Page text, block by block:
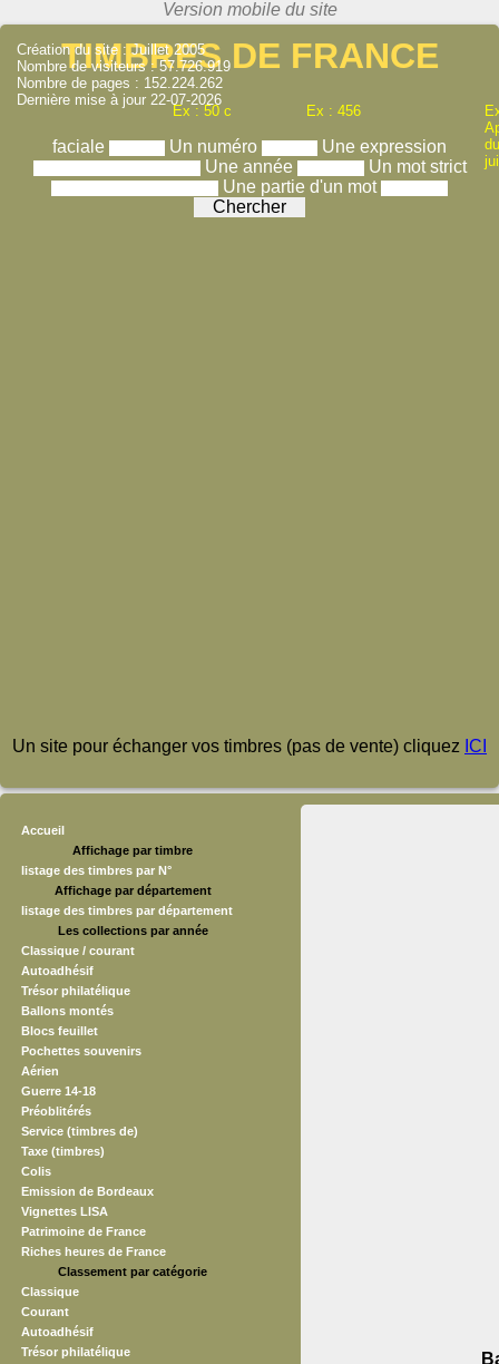
TIMBRES DE FRANCE
Ex : 50 c Ex : 456
faciale Un numéro
Une expression
Une année
Un mot strict
Une partie d'un mot
Création du site : Juillet 2005
Nombre de visiteurs : 57.726.919
Nombre de pages : 152.224.262
Dernière mise à jour 22-07-2026
Un site pour échanger vos timbres (pas de vente) cliquez ICI
Accueil
Affichage par timbre
listage des timbres par N°
Affichage par département
listage des timbres par département
Les collections par année
Classique / courant
Autoadhésif
Trésor philatélique
Ballons montés
Blocs feuillet
Pochettes souvenirs
Aérien
Guerre 14-18
Préoblitérés
Service (timbres de)
Taxe (timbres)
Colis
Emission de Bordeaux
Vignettes LISA
Patrimoine de France
Riches heures de France
Classement par catégorie
Classique
Courant
Autoadhésif
Trésor philatélique